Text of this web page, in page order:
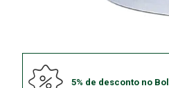
5% de desconto no